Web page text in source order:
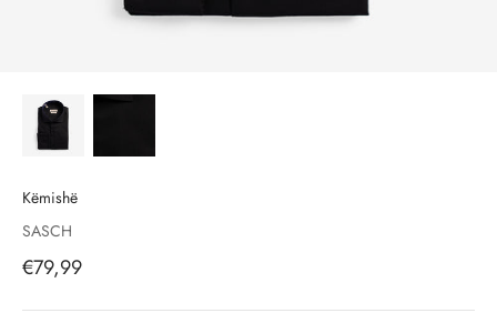
Këmishë
SASCH
Çmimi i shitjes, çmimi i shitjeve
€79,99